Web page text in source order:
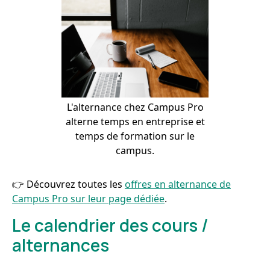
L'alternance chez Campus Pro
alterne temps en entreprise et
temps de formation sur le
campus.
👉 Découvrez toutes les offres en alternance de
Campus Pro sur leur page dédiée.
Le calendrier des cours /
alternances